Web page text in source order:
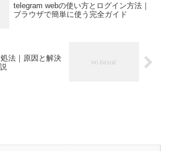
telegram webの使い方とログイン方法｜
ブラウザで簡単に使う完全ガイド
法｜原因と解決